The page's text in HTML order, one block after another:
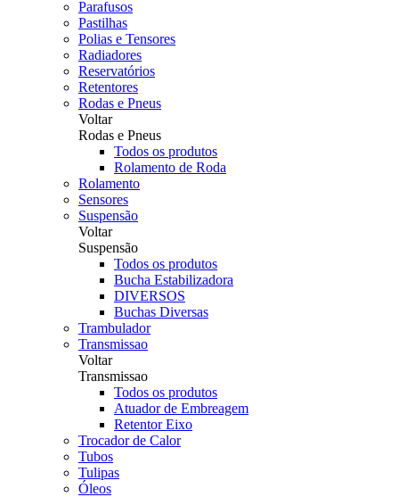
Parafusos
Pastilhas
Polias e Tensores
Radiadores
Reservatórios
Retentores
Rodas e Pneus
Voltar
Rodas e Pneus
Todos os produtos
Rolamento de Roda
Rolamento
Sensores
Suspensão
Voltar
Suspensão
Todos os produtos
Bucha Estabilizadora
DIVERSOS
Buchas Diversas
Trambulador
Transmissao
Voltar
Transmissao
Todos os produtos
Atuador de Embreagem
Retentor Eixo
Trocador de Calor
Tubos
Tulipas
Óleos